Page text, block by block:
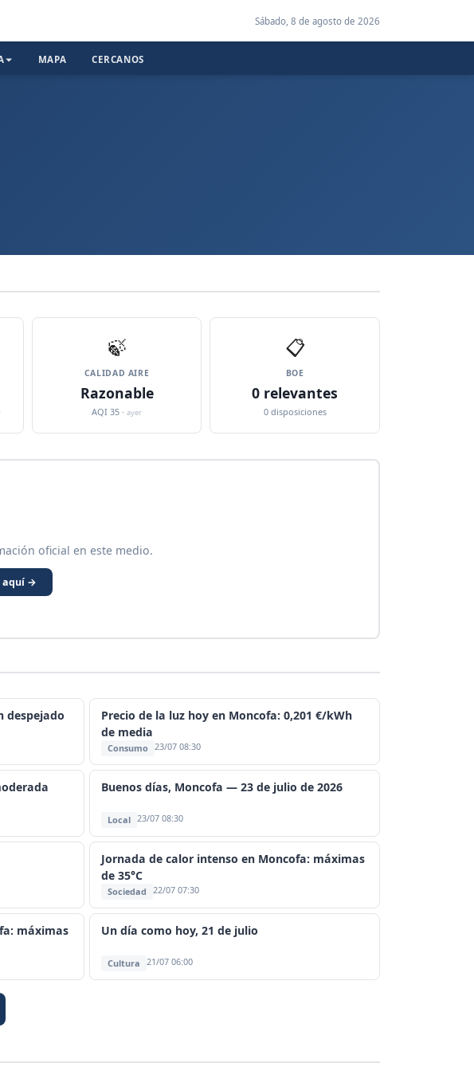
Sábado, 8 de agosto de 2026
MAPA CERCANOS
🍃
CALIDAD AIRE
Razonable
AQI 35 ·ayer
📋
BOE
0 relevantes
0 disposiciones
oficial en este medio.
aquí →
despejado
Precio de la luz hoy en Moncofa: 0,201 €/kWh
de media
Consumo 23/07 08:30
Buenos días, Moncofa — 23 de julio de 2026
Local 23/07 08:30
Jornada de calor intenso en Moncofa: máximas
de 35°C
Sociedad 22/07 07:30
máximas
Un día como hoy, 21 de julio
Cultura 21/07 06:00